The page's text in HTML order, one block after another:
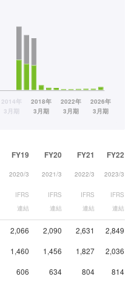
FY19 FY20 FY21 FY22
2020/3 2021/3 2022/3 2023/3
IFRS
連結
IFRS
連結
IFRS
連結
IFRS
連結
2,066 2,090 2,631 2,849
1,460 1,456 1,827 2,036
606 634 804 814